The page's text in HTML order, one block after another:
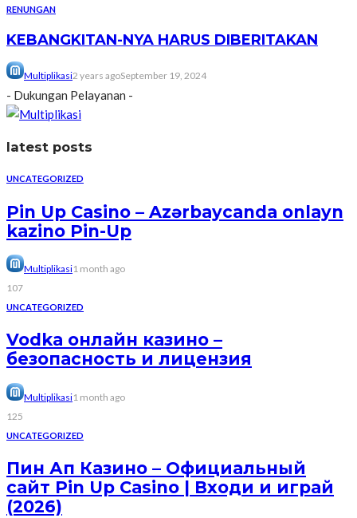
RENUNGAN
KEBANGKITAN-NYA HARUS DIBERITAKAN
Multiplikasi2 years agoSeptember 19, 2024
- Dukungan Pelayanan -
latest posts
UNCATEGORIZED
Pin Up Casino – Azərbaycanda onlayn
kazino Pin-Up
Multiplikasi1 month ago
107
UNCATEGORIZED
Vodka онлайн казино –
безопасность и лицензия
Multiplikasi1 month ago
125
UNCATEGORIZED
Пин Ап Казино – Официальный
сайт Pin Up Casino | Входи и играй
(2026)